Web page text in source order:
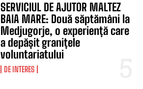
SERVICIUL DE AJUTOR MALTEZ
BAIA MARE: Două săptămâni la
Medjugorje, o experiență care
a depășit granițele
voluntariatului
DE INTERES